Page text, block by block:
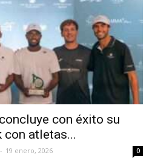
con éxito su
con atletas...
- 19 enero, 2026 0